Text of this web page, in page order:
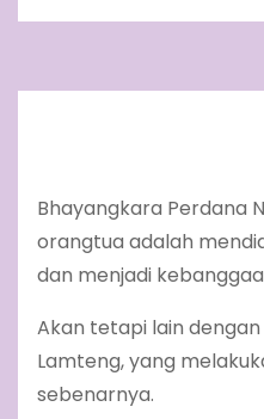
Bhayangkara Perdana
orangtua adalah
dan menjadi
Akan tetapi lain
Lamteng, yang
sebenarnya.